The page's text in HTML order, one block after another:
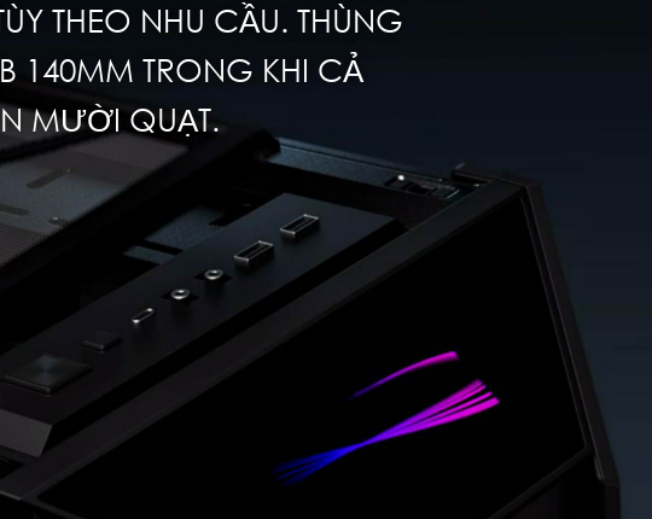
THEO NHU CẦU. THÙNG
140MM TRONG KHI CẢ
MƯỜI QUẠT.